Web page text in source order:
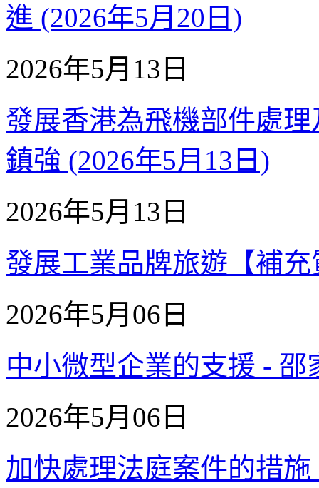
進 (2026年5月20日)
2026年5月13日
發展香港為飛機部件處
鎮強 (2026年5月13日)
2026年5月13日
發展工業品牌旅遊【補
2026年5月06日
中小微型企業的支援 - 邵
2026年5月06日
加快處理法庭案件的措